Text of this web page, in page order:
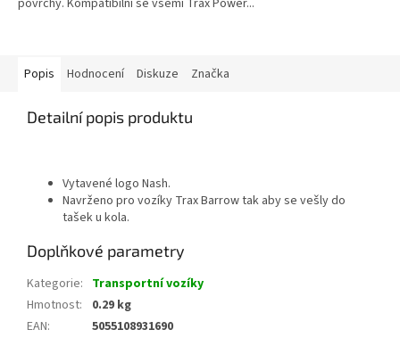
povrchy. Kompatibilní se všemi Trax Power...
Popis Hodnocení Diskuze Značka
Detailní popis produktu
Vytavené logo Nash.
Navrženo pro vozíky Trax Barrow tak aby se vešly do
tašek u kola.
Doplňkové parametry
Kategorie: Transportní vozíky
Hmotnost:
0.29 kg
EAN:
5055108931690